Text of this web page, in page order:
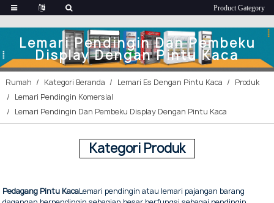
Lemari Pendingin Dan Pembeku
Display Dengan Pintu Kaca
Rumah Kategori Beranda Lemari Es Dengan Pintu Kaca
Produk
Lemari Pendingin Komersial
Lemari Pendingin Dan Pembeku Display Dengan Pintu Kaca
Kategori Produk
Pedagang Pintu KacaLemari pendingin atau lemari pajangan barang